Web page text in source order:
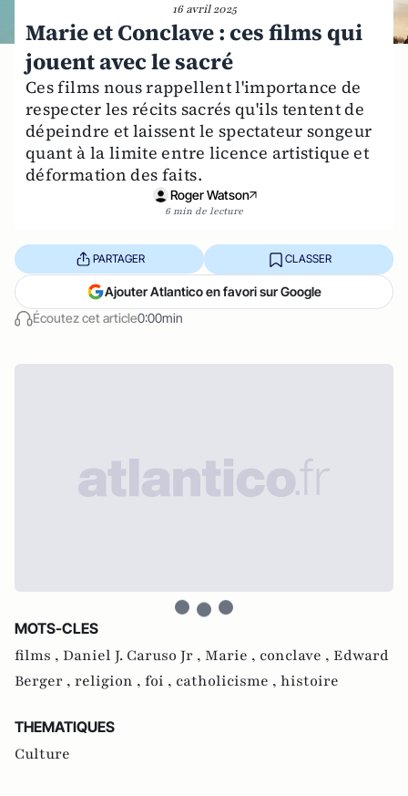
16 avril 2025
Marie et Conclave : ces films qui
jouent avec le sacré
Ces films nous rappellent l'importance de
respecter les récits sacrés qu'ils tentent de
dépeindre et laissent le spectateur songeur
quant à la limite entre licence artistique et
déformation des faits.
Roger Watson
6 min de lecture
Écoutez cet article0:00min
PARTAGER CLASSER
Ajouter Atlantico en favori sur Google
MOTS-CLES
films , Daniel J. Caruso Jr , Marie , conclave , Edward
Berger , religion , foi , catholicisme , histoire
THEMATIQUES
Culture